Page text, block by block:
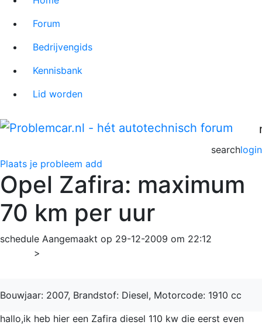
Forum
Bedrijvengids
Kennisbank
Lid worden
login
search
Plaats je probleem add
Opel Zafira: maximum
70 km per uur
schedule Aangemaakt op 29-12-2009 om 22:12
>
Bouwjaar: 2007, Brandstof: Diesel, Motorcode: 1910 cc
hallo,ik heb hier een Zafira diesel 110 kw die eerst even